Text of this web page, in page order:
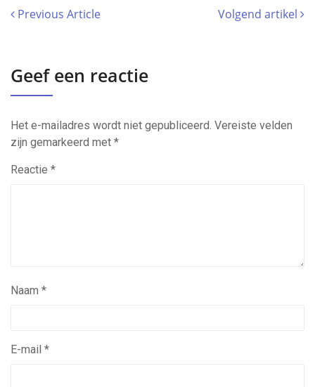
Previous Article Volgend artikel
Geef een reactie
Het e-mailadres wordt niet gepubliceerd. Vereiste velden
zijn gemarkeerd met *
Reactie *
Naam *
E-mail *